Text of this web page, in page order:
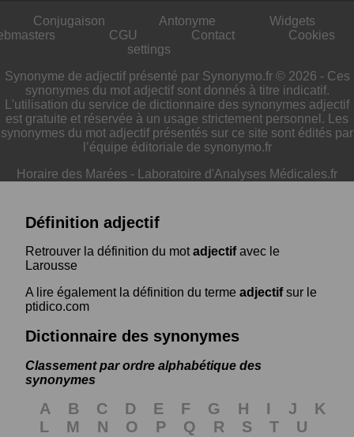
Conjugaison Antonyme
Widgets
CGU Contact
Cookies
settings
Synonyme de adjectif présenté par Synonymo.fr © 2026 - Ces
synonymes du mot adjectif sont donnés à titre indicatif.
L'utilisation du service de dictionnaire des synonymes adjectif
est gratuite et réservée à un usage strictement personnel. Les
synonymes du mot adjectif présentés sur ce site sont édités par
l’équipe éditoriale de synonymo.fr
Horaire des Marées - Laboratoire d'Analyses Médicales.fr
Définition adjectif
Retrouver la définition du motadjectifavec le
Larousse
A lire également la définition du terme adjectifsur le
ptidico.com
Dictionnaire des synonymes
Classement par ordre alphabétique des
synonymes
A B C D E F G H I J
K
L
M N O P Q R S T
U